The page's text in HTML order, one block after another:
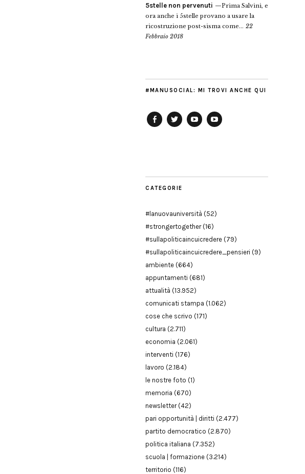
5stelle non pervenuti
Prima Salvini, e
ora anche i 5stelle provano a usare la
ricostruzione post-sisma come... 22
Febbraio 2018
#MANUSOCIAL: MI TROVI ANCHE QUI
CATEGORIE
#lanuovauniversità (52)
#strongertogether(16)
#sullapoliticaincuicredere (79)
#sullapoliticaincuicredere_pensieri (9)
ambiente (664)
appuntamenti (681)
attualità (13.952)
comunicati stampa (1.062)
cose che scrivo (171)
cultura (2.711)
economia (2.061)
interventi (176)
lavoro (2.184)
le nostre foto (1)
memoria (670)
newsletter(42)
pari opportunità | diritti (2.477)
partito democratico (2.870)
politica italiana (7.352)
scuola | formazione (3.214)
territorio (116)